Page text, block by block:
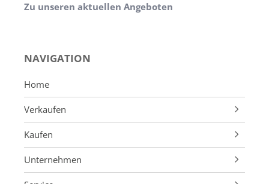
Zu unseren aktuellen Angeboten
NAVIGATION
Home
Verkaufen
Makleralleinauftrag
Wertermittlung
Verkaufsvorbereitung
Kaufen
Immobilienangebote
VIP-Service
Unternehmen
Firmenprofil